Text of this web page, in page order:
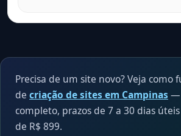
Precisa de um site novo? Veja como
de criação de sites em Campinas —
completo, prazos de 7 a 30 dias
de R$ 899.